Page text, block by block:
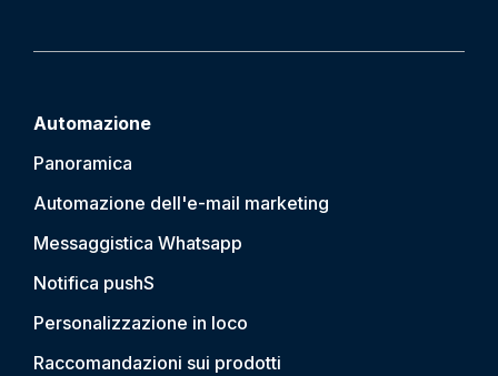
Automazione
Panoramica
Automazione dell'e-mail marketing
Messaggistica Whatsapp
Notifica pushS
Personalizzazione in loco
Raccomandazioni sui prodotti